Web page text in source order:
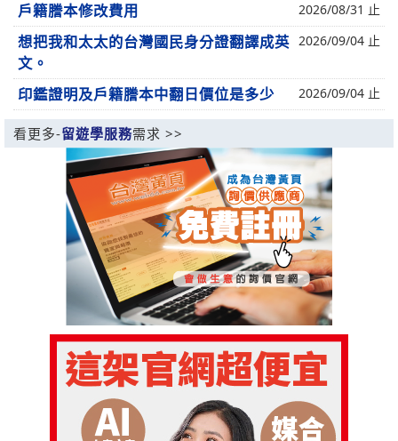
戶籍謄本修改費用 2026/08/31 止
想把我和太太的台灣國民身分證翻譯成英
文。
2026/09/04 止
印鑑證明及戶籍謄本中翻日價位是多少 2026/09/04 止
看更多-留遊學服務需求 >>